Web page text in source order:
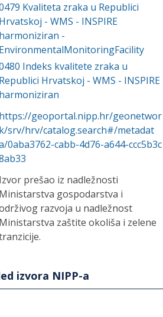
Kvaliteta zraka u Republici
Hrvatskoj - WMS - INSPIRE
harmoniziran -
EnvironmentalMonitoringFacility
Indeks kvalitete zraka u
Republici Hrvatskoj - WMS - INSPIRE
harmoniziran
https://geoportal.nipp.hr/geonetwor
k/srv/hrv/catalog.search#/metadat
0aba3762-cabb-4d76-a644-ccc5b3c
Izvor prešao iz nadležnosti
Ministarstva gospodarstva i
razvoja u nadležnost
Ministarstva zaštite okoliša i zelene
izvora NIPP-a